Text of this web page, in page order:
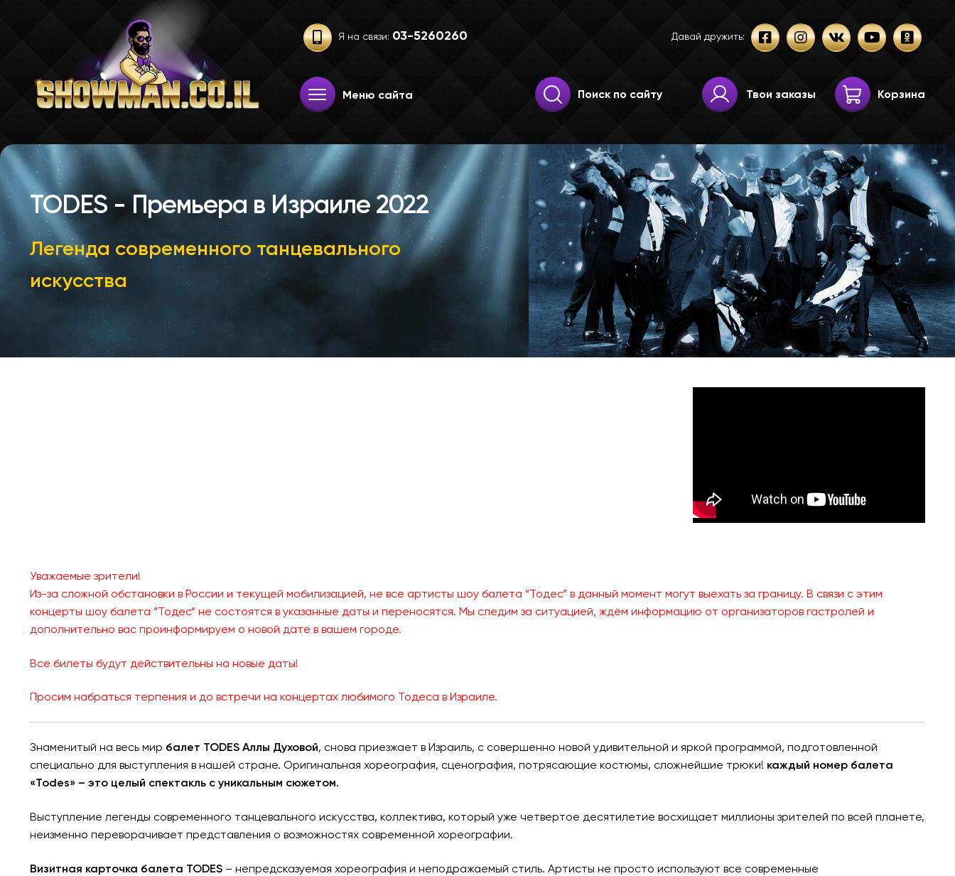
Я на связи: 03-52­60­260 Давай дружить:
Меню сайта
Искать:
Поиск
Твои заказы Корзина
TODES - Премьера в Израиле 2022
Легенда современного танцевального
искусства
Уважаемые зрители!
Из-за сложной обстановки в России и текущей мобилизацией, не все артисты шоу балета “Тодес” в данный момент могут выехать за границу. В связи с этим
концерты шоу балета “Тодес” не состоятся в указанные даты и переносятся. Мы следим за ситуацией, ждём информацию от организаторов гастролей и
дополнительно вас проинформируем о новой дате в вашем городе.
Все билеты будут действительны на новые даты!
Просим набраться терпения и до встречи на концертах любимого Тодеса в Израиле.
Знаменитый на весь мир балет TODES Аллы Духовой, снова приезжает в Израиль, с совершенно новой удивительной и яркой программой, подготовленной
специально для выступления в нашей стране. Оригинальная хореография, сценография, потрясающие костюмы, сложнейшие трюки! каждый номер балета
«Todes» – это целый спектакль с уникальным сюжетом.
Выступление легенды современного танцевального искусства, коллектива, который уже четвертое десятилетие восхищает миллионы зрителей по всей планете,
неизменно переворачивает представления о возможностях современной хореографии.
Визитная карточка балета TODES– непредсказуемая хореография и неподражаемый стиль. Артисты не просто используют все современные